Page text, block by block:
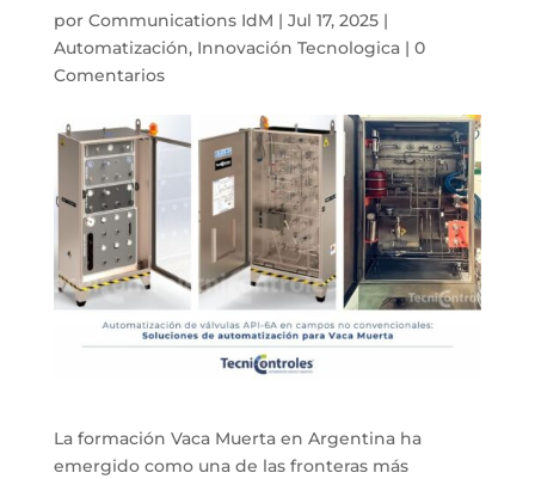
por Communications IdM | Jul 17, 2025|
Automatización, Innovación Tecnologica| 0
Comentarios
La formación Vaca Muerta en Argentina ha
emergido como una de las fronteras más